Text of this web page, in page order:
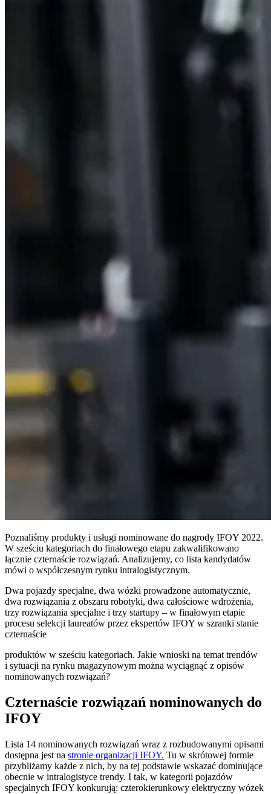
Poznaliśmy produkty i usługi nominowane do nagrody IFOY 2022.
W sześciu kategoriach do finałowego etapu zakwalifikowano
łącznie czternaście rozwiązań. Analizujemy, co lista kandydatów
mówi o współczesnym rynku intralogistycznym.
Dwa pojazdy specjalne, dwa wózki prowadzone automatycznie,
dwa rozwiązania z obszaru robotyki, dwa całościowe wdrożenia,
trzy rozwiązania specjalne i trzy startupy – w finałowym etapie
procesu selekcji laureatów przez ekspertów IFOY w szranki stanie
czternaście
produktów w sześciu kategoriach. Jakie wnioski na temat trendów
i sytuacji na rynku magazynowym można wyciągnąć z opisów
nominowanych rozwiązań?
Czternaście rozwiązań nominowanych do
IFOY
Lista 14 nominowanych rozwiązań wraz z rozbudowanymi opisami
dostępna jest na stronie organizacji IFOY. Tu w skrótowej formie
przybliżamy każde z nich, by na tej podstawie wskazać dominujące
obecnie w intralogistyce trendy. I tak, w kategorii pojazdów
specjalnych IFOY konkurują: czterokierunkowy elektryczny wózek